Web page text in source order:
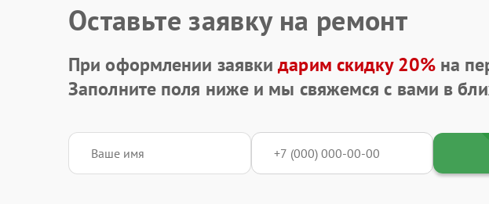
Оставьте заявку на ремонт
При оформлении заявкидарим скидку 20%на
Заполните поля ниже и мы свяжемся с вами в